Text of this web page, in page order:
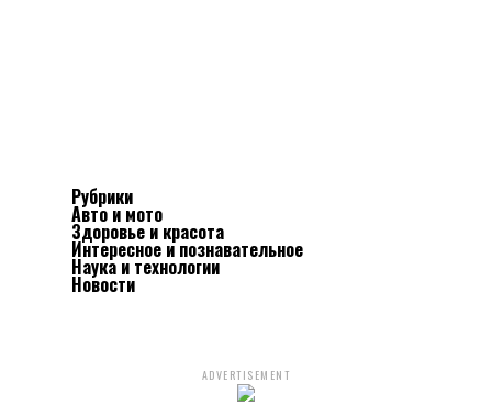
Рубрики
Авто и мото
Здоровье и красота
Интересное и познавательное
Наука и технологии
Новости
ADVERTISEMENT